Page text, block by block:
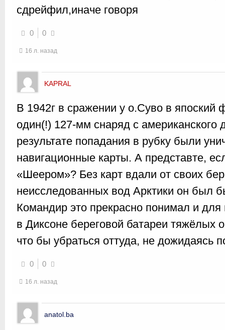
сдрейфил,иначе говоря
0 0
16 л. назад
KAPRAL
В 1942г в сражении у о.Суво в япоский
один(!) 127-мм снаряд с американского
результате попадания в рубку были
навигационные карты. А представте,
«Шеером»? Без карт вдали от своих
неисследованных вод Арктики он был
Командир это прекрасно понимал и для
в Диксоне береговой батареи тяжёлых
что бы убраться оттуда, не
0 0
16 л. назад
anatol.ba